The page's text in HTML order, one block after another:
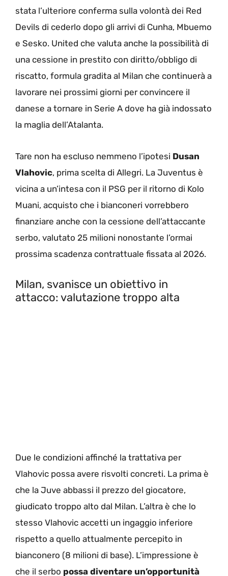
stata l’ulteriore conferma sulla volontà dei Red
Devils di cederlo dopo gli arrivi di Cunha, Mbuemo
e Sesko. United che valuta anche la possibilità di
una cessione in prestito con diritto/obbligo di
riscatto, formula gradita al Milan che continuerà a
lavorare nei prossimi giorni per convincere il
danese a tornare in Serie A dove ha già indossato
la maglia dell’Atalanta.
Tare non ha escluso nemmeno l’ipotesi Dusan
Vlahovic, prima scelta di Allegri. La Juventus è
vicina a un’intesa con il PSG per il ritorno di Kolo
Muani, acquisto che i bianconeri vorrebbero
finanziare anche con la cessione dell’attaccante
serbo, valutato 25 milioni nonostante l’ormai
prossima scadenza contrattuale fissata al 2026.
Milan, svanisce un obiettivo in
attacco: valutazione troppo alta
Due le condizioni affinché la trattativa per
Vlahovic possa avere risvolti concreti. La prima è
che la Juve abbassi il prezzo del giocatore,
giudicato troppo alto dal Milan. L’altra è che lo
stesso Vlahovic accetti un ingaggio inferiore
rispetto a quello attualmente percepito in
bianconero (8 milioni di base). L’impressione è
che il serbo possa diventare un’opportunità